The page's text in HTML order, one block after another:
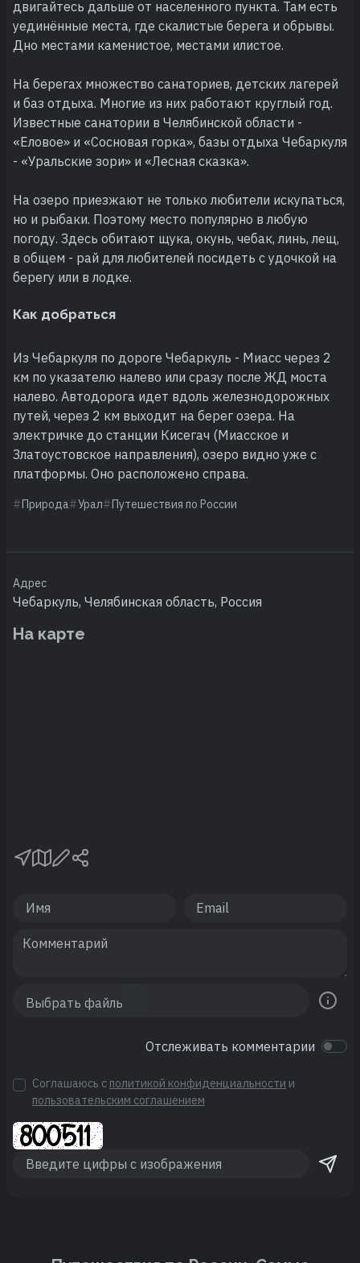
двигайтесь дальше от населенного пункта. Там есть
уединённые места, где скалистые берега и обрывы.
Дно местами каменистое, местами илистое.
На берегах множество санаториев, детских лагерей
и баз отдыха. Многие из них работают круглый год.
Известные санатории в Челябинской области -
«Еловое» и «Сосновая горка», базы отдыха Чебаркуля
- «Уральские зори» и «Лесная сказка».
На озеро приезжают не только любители искупаться,
но и рыбаки. Поэтому место популярно в любую
погоду. Здесь обитают щука, окунь, чебак, линь, лещ,
в общем - рай для любителей посидеть с удочкой на
берегу или в лодке.
Как добраться
Из Чебаркуля по дороге Чебаркуль - Миасс через 2
км по указателю налево или сразу после ЖД моста
налево. Автодорога идет вдоль железнодорожных
путей, через 2 км выходит на берег озера. На
электричке до станции Кисегач (Миасское и
Златоустовское направления), озеро видно уже с
платформы. Оно расположено справа.
Природа Урал Путешествия по России
Адрес
Чебаркуль, Челябинская область, Россия
На карте
Отслеживать комментарии
Соглашаюсь с политикой конфиденциальности и
пользовательским соглашением